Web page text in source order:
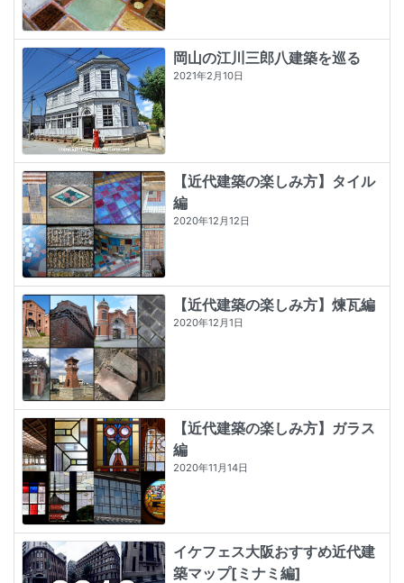
岡山の江川三郎八建築を巡る
2021年2月10日
【近代建築の楽しみ方】タイル
編
2020年12月12日
【近代建築の楽しみ方】煉瓦編
2020年12月1日
【近代建築の楽しみ方】ガラス
編
2020年11月14日
イケフェス大阪おすすめ近代建
築マップ[ミナミ編]